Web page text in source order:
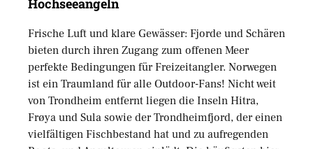
Frische Luft und klare Gewässer: Fjorde und Schären
bieten durch ihren Zugang zum offenen Meer
perfekte Bedingungen für Freizeitangler. Norwegen
ist ein Traumland für alle Outdoor-Fans! Nicht weit
von Trondheim entfernt liegen die Inseln Hitra,
Frøya und Sula sowie der Trondheimfjord, der einen
vielfältigen Fischbestand hat und zu aufregenden